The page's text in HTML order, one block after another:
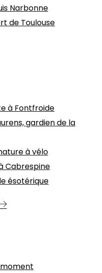
Narbonne
de Toulouse
à Fontfroide
gardien de la
à vélo
Cabrespine
ésotérique